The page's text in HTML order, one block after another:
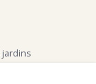
jardins